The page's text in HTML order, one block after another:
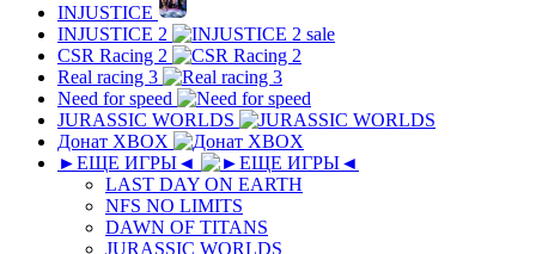
INJUSTICE
INJUSTICE 2
sale
CSR Racing 2
Real racing 3
Need for speed
JURASSIC WORLDS
Донат XBOX
►ЕЩЕ ИГРЫ◄
LAST DAY ON EARTH
NFS NO LIMITS
DAWN OF TITANS
JURASSIC WORLDS